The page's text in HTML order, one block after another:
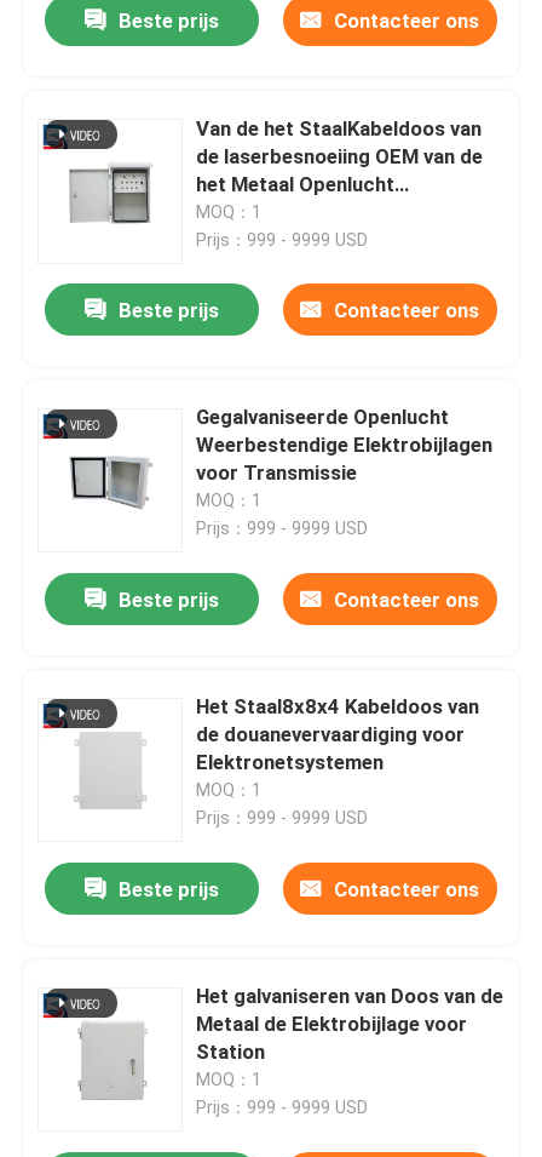
Beste prijs Contacteer ons
Van de het StaalKabeldoos van
de laserbesnoeiing OEM van de
het Metaal Openlucht
Elektrodoos ODM
MOQ：1
Prijs：999 - 9999 USD
Beste prijs Contacteer ons
Gegalvaniseerde Openlucht
Weerbestendige Elektrobijlagen
voor Transmissie
MOQ：1
Prijs：999 - 9999 USD
Beste prijs Contacteer ons
Het Staal8x8x4 Kabeldoos van
de douanevervaardiging voor
Elektronetsystemen
MOQ：1
Prijs：999 - 9999 USD
Beste prijs Contacteer ons
Het galvaniseren van Doos van de
Metaal de Elektrobijlage voor
Station
MOQ：1
Prijs：999 - 9999 USD